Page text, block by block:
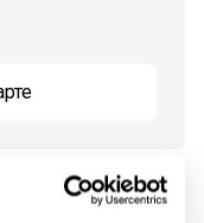
свечей, средств
Мы предлагаем